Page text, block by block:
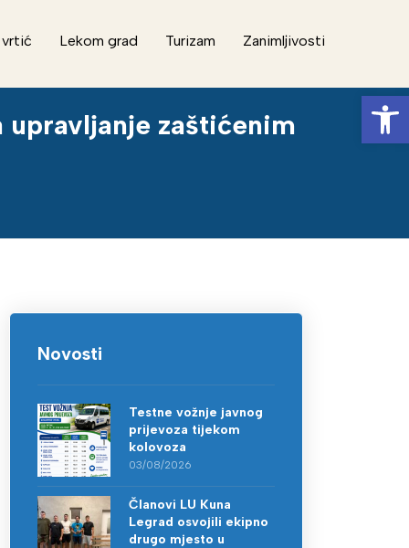
vrtić Lekom grad Turizam
Zanimljivosti
upravljanje zaštićenim
Novosti
Testne vožnje javnog
prijevoza tijekom
kolovoza
03/08/2026
Članovi LU Kuna
Legrad osvojili ekipno
drugo mjesto u